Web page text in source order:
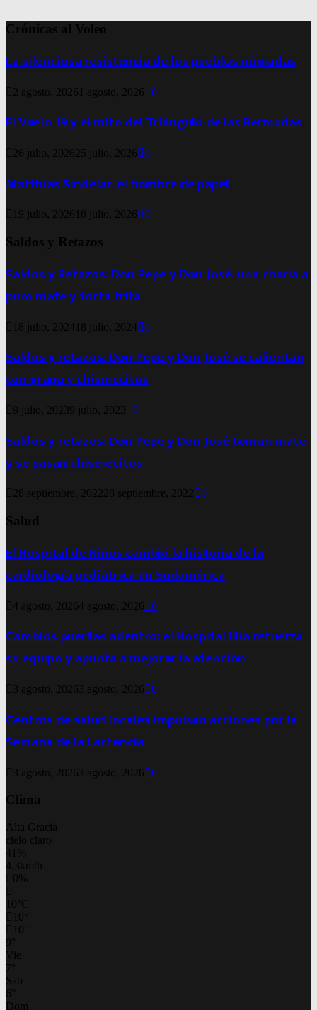
Crónicas al Voleo
La silenciosa resistencia de los pueblos nómadas
2 agosto, 2026 1 agosto, 2026 0
El Vuelo 19 y el mito del Triángulo de las Bermudas
26 julio, 2026 25 julio, 2026 0
Matthias Sindelar, el hombre de papel
19 julio, 2026 18 julio, 2026 0
Saldos y Retazos
Saldos y Retazos: Don Pepe y Don José, una charla a
puro mate y torta frita
18 julio, 2024 18 julio, 2024 0
Saldos y retazos: Don Pepe y Don José se calientan
con grapa y chismecitos
9 julio, 20239 julio, 2023 0
Saldos y retazos: Don Pepe y Don José toman mate
y se pasan chismecitos
28 septiembre, 202228 septiembre, 2022 0
Salud
El Hospital de Niños cambió la historia de la
cardiología pediátrica en Sudamérica
4 agosto, 20264 agosto, 2026 0
Cambios puertas adentro: el Hospital Illia refuerza
su equipo y apunta a mejorar la atención
3 agosto, 2026 3 agosto, 2026 0
Centros de salud locales impulsan acciones por la
Semana de la Lactancia
3 agosto, 2026 3 agosto, 2026 0
Clima
Alta Gracia
cielo claro
41%
4.3km/h
0%
10 C
10
10
9
Vie
7
Sab
6
Dom